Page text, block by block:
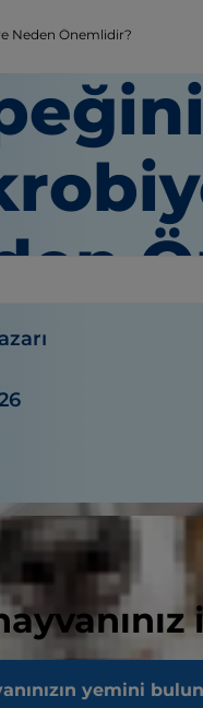
yemini bulun
Neden Önemlidir?